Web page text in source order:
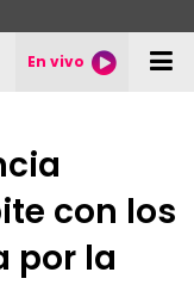
En vivo
con los
por la